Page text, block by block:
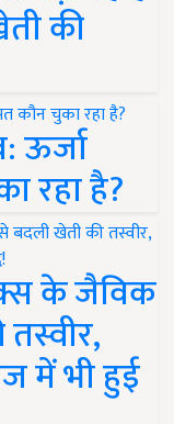
की
ऊर्जा
रहा है?
के जैविक
में भी हुई